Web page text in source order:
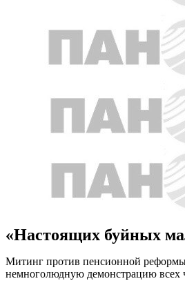
«Настоящих буйных
Митинг против пенсионной реформы
немноголюдную демонстрацию всех